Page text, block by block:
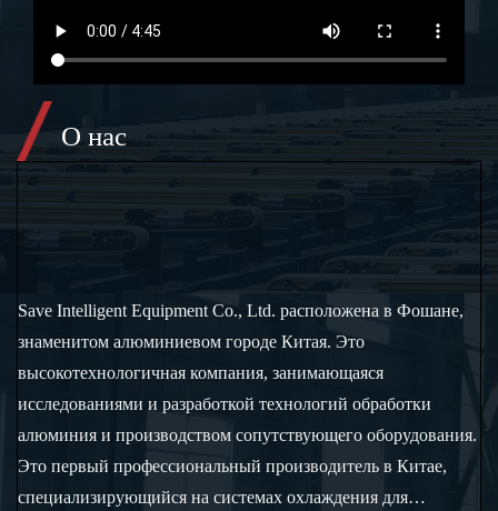
О нас
Save Intelligent Equipment Co., Ltd. расположена в Фошане,
знаменитом алюминиевом городе Китая. Это
высокотехнологичная компания, занимающаяся
исследованиями и разработкой технологий обработки
алюминия и производством сопутствующего оборудования.
Это первый профессиональный производитель в Китае,
специализирующийся на системах охлаждения для